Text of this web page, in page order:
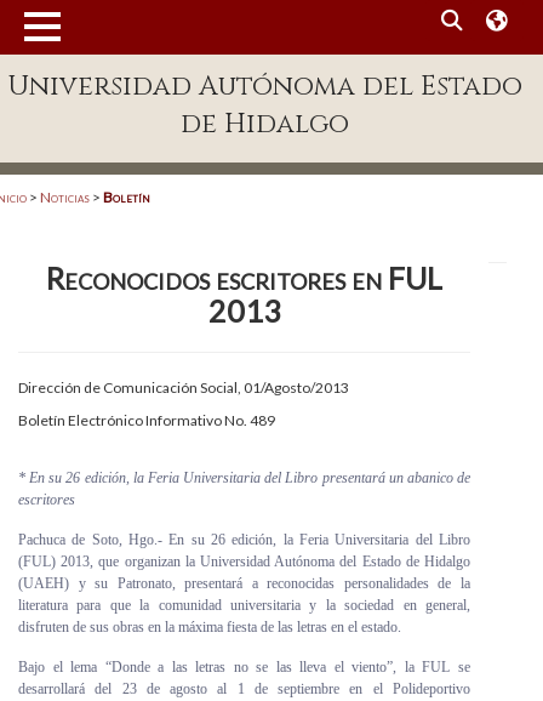
Enlaces
Patronato
Publicaciones en línea
Acreditación Internacional
Alumnado
Personal
Alumni
Visitantes
Universidad Autónoma del Estado
de Hidalgo
> Noticias > Boletín
Reconocidos escritores en FUL
2013
Dirección de Comunicación Social, 01/Agosto/2013
Boletín Electrónico Informativo No. 489
* En su 26 edición, la Feria Universitaria del Libro presentará un abanico de
escritores
Pachuca de Soto, Hgo.- En su 26 edición, la Feria Universitaria del Libro
(FUL) 2013, que organizan la Universidad Autónoma del Estado de Hidalgo
(UAEH) y su Patronato, presentará a reconocidas personalidades de la
literatura para que la comunidad universitaria y la sociedad en general,
disfruten de sus obras en la máxima fiesta de las letras en el estado.
Bajo el lema “Donde a las letras no se las lleva el viento”, la FUL se
desarrollará del 23 de agosto al 1 de septiembre en el Polideportivo